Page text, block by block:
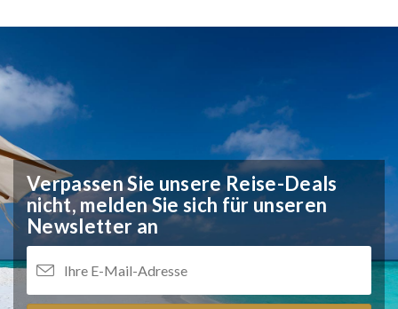
Verpassen Sie unsere Reise-Deals
nicht, melden Sie sich für unseren
Newsletter an